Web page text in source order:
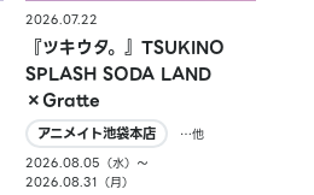
2026.07.22
『ツキウタ。』TSUKINO
SPLASH SODA LAND
×Gratte
アニメイト池袋本店
…他
2026.08.05（水）〜
2026.08.31（月）